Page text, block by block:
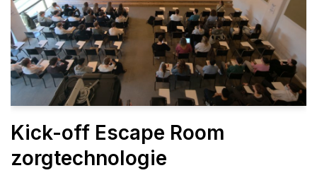
Kick-off Escape Room
zorgtechnologie